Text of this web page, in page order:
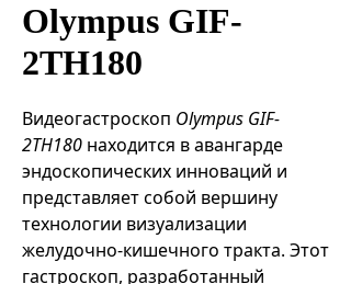
Olympus GIF-
2TH180
Видеогастроскоп Olympus GIF-
2TH180 находится в авангарде
эндоскопических инноваций и
представляет собой вершину
технологии визуализации
желудочно-кишечного тракта. Этот
гастроскоп, разработанный